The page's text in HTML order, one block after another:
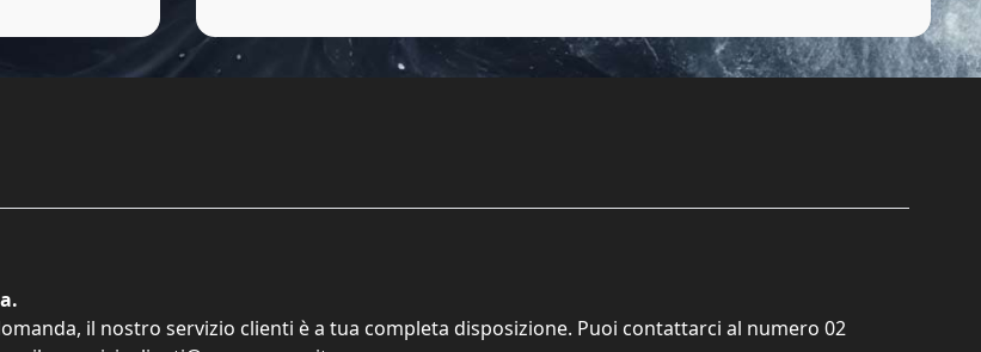
il nostro servizio clienti è a tua completa disposizione. Puoi contattarci al numero 02